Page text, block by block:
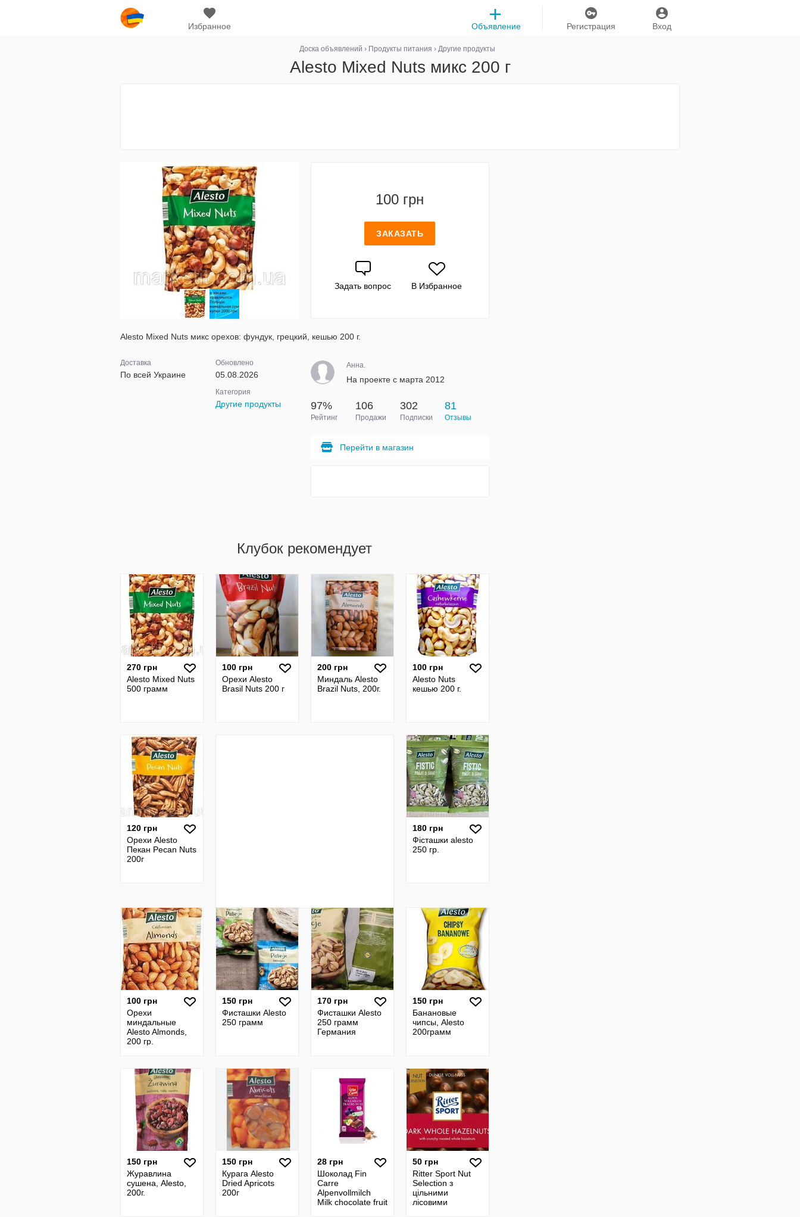
Избранное Вход
Регистрация
Объявление
Доска объявлений › Продукты питания › Другие продукты
Alesto Mixed Nuts микс 200 г
100 грн
ЗАКАЗАТЬ
Задать вопрос В Избранное
Alesto Mixed Nuts микс орехов: фундук, грецкий, кешью 200 г.
Доставка
По всей Украине
Обновлено
05.08.2026
Категория
Другие продукты
Анна.
На проекте с марта 2012
97%
Рейтинг
106
Продажи
302
Подписки
81
Отзывы
Перейти в магазин
Клубок рекомендует
270 грн
Alesto Mixed Nuts
500 грамм
100 грн
Орехи Alesto
Brasil Nuts 200 г
200 грн
Миндаль Alesto
Brazil Nuts, 200г.
100 грн
Alesto Nuts
кешью 200 г.
120 грн
Орехи Alesto
Пекан Pecan Nuts
200г
180 грн
Фісташки alesto
250 гр.
100 грн
Орехи
миндальные
Alesto Almonds,
200 гр.
150 грн
Фисташки Alesto
250 грамм
170 грн
Фисташки Alesto
250 грамм
Германия
150 грн
Банановые
чипсы, Alesto
200грамм
150 грн
Журавлина
сушена, Alesto,
200г.
150 грн
Курага Alesto
Dried Apricots
200г
28 грн
Шоколад Fin
Carre
Alpenvollmilch
Milk chocolate fruit
50 грн
Ritter Sport Nut
Selection з
цільними
лісовими